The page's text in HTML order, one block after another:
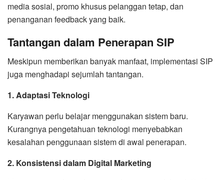
media sosial, promo khusus pelanggan tetap, dan
penanganan feedback yang baik.
Tantangan dalam Penerapan SIP
Meskipun memberikan banyak manfaat, implementasi SIP
juga menghadapi sejumlah tantangan.
1. Adaptasi Teknologi
Karyawan perlu belajar menggunakan sistem baru.
Kurangnya pengetahuan teknologi menyebabkan
kesalahan penggunaan sistem di awal penerapan.
2. Konsistensi dalam Digital Marketing